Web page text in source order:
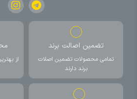
تضمین اصالت برند
تمامی محصولات تضمین اصلات
برند دارند
از